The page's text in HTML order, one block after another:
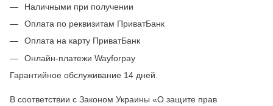
Наличными при получении
Оплата по реквизитам ПриватБанк
Оплата на карту ПриватБанк
Онлайн-платежи Wayforpay
Гарантийное обслуживание 14 дней.
В соответствии с Законом Украины «О защите прав